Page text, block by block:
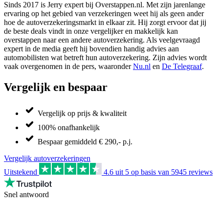
Sinds 2017 is Jerry expert bij Overstappen.nl. Met zijn jarenlange
ervaring op het gebied van verzekeringen weet hij als geen ander
hoe de autoverzekeringsmarkt in elkaar zit. Hij zorgt ervoor dat jij
de beste deals vindt in onze vergelijker en makkelijk kan
overstappen naar een andere autoverzekering. Als veelgevraagd
expert in de media geeft hij bovendien handig advies aan
automobilisten wat betreft hun autoverzekering. Zijn advies wordt
vaak overgenomen in de pers, waaronderNu.nl en De Telegraaf.
Vergelijk en bespaar
Vergelijk op prijs & kwaliteit
100% onafhankelijk
Bespaar gemiddeld € 290,- p.j.
Vergelijk autoverzekeringen
Uitstekend
4.6 uit 5 op basis van 5945 reviews
Snel antwoord